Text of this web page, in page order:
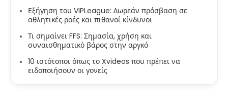
Εξήγηση του VIPLeague: Δωρεάν πρόσβαση σε
αθλητικές ροές και πιθανοί κίνδυνοι
Τι σημαίνει FFS: Σημασία, χρήση και
συναισθηματικό βάρος στην αργκό
10 ιστότοποι όπως το Xvideos που πρέπει να
ειδοποιήσουν οι γονείς